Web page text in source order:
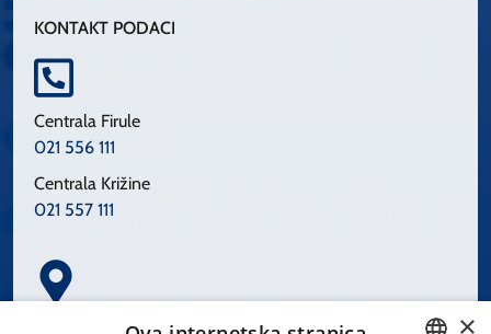
KONTAKT PODACI
Centrala Firule
021 556 111
Centrala Križine
021 557 111
Spinčićeva 1, 21000 Split ×